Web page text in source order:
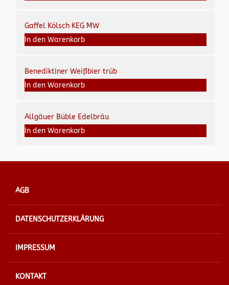
Gaffel Kölsch KEG MW
In den Warenkorb
Benediktiner Weißbier trüb
In den Warenkorb
Allgäuer Büble Edelbräu
In den Warenkorb
AGB
DATENSCHUTZERKLÄRUNG
IMPRESSUM
KONTAKT